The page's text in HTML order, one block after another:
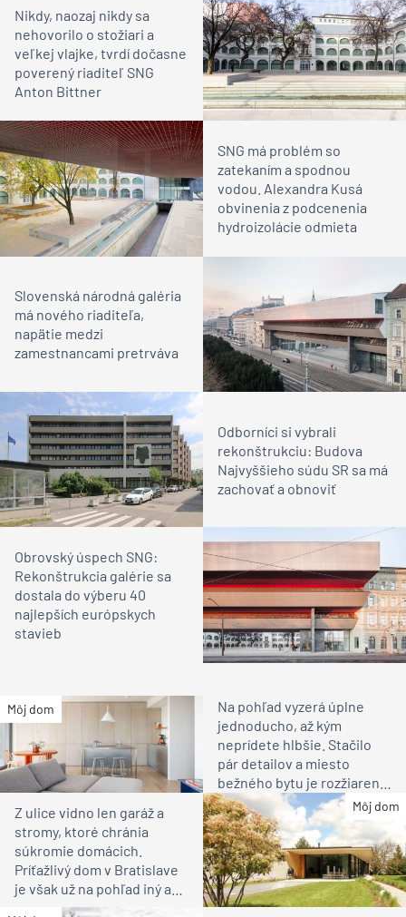
Nikdy, naozaj nikdy sa
nehovorilo o stožiari a
veľkej vlajke, tvrdí dočasne
poverený riaditeľ SNG
Anton Bittner
SNG má problém so
zatekaním a spodnou
vodou. Alexandra Kusá
obvinenia z podcenenia
hydroizolácie odmieta
Slovenská národná galéria
má nového riaditeľa,
napätie medzi
zamestnancami pretrváva
Odborníci si vybrali
rekonštrukciu: Budova
Najvyššieho súdu SR sa má
zachovať a obnoviť
Obrovský úspech SNG:
Rekonštrukcia galérie sa
dostala do výberu 40
najlepších európskych
stavieb
Môj dom
Na pohľad vyzerá úplne
jednoducho, až kým
neprídete hlbšie. Stačilo
pár detailov a miesto
bežného bytu je rozžiarené
bývanie pre rodinu
Môj dom
Z ulice vidno len garáž a
stromy, ktoré chránia
súkromie domácich.
Príťažlivý dom v Bratislave
je však už na pohľad iný ako
susedia